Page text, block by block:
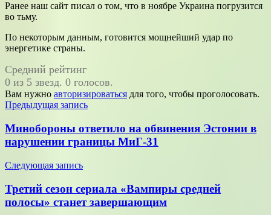
Ранее наш сайт писал о том, что в ноябре Украина погрузится
во тьму.
По некоторым данным, готовится мощнейший удар по
энергетике страны.
Средний рейтинг
0 из 5 звезд. 0 голосов.
Вам нужно авторизироваться для того, чтобы проголосовать.
Навигация
по
записям
Предыдущая запись
Минобороны ответило на обвинения Эстонии в
нарушении границы МиГ-31
Следующая запись
Третий сезон сериала «Вампиры средней
полосы» станет завершающим